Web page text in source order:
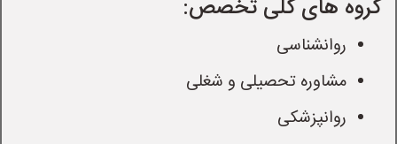
گروه های کلی تخصص:
روانشناسی
مشاوره تحصیلی و شغلی
روانپزشکی